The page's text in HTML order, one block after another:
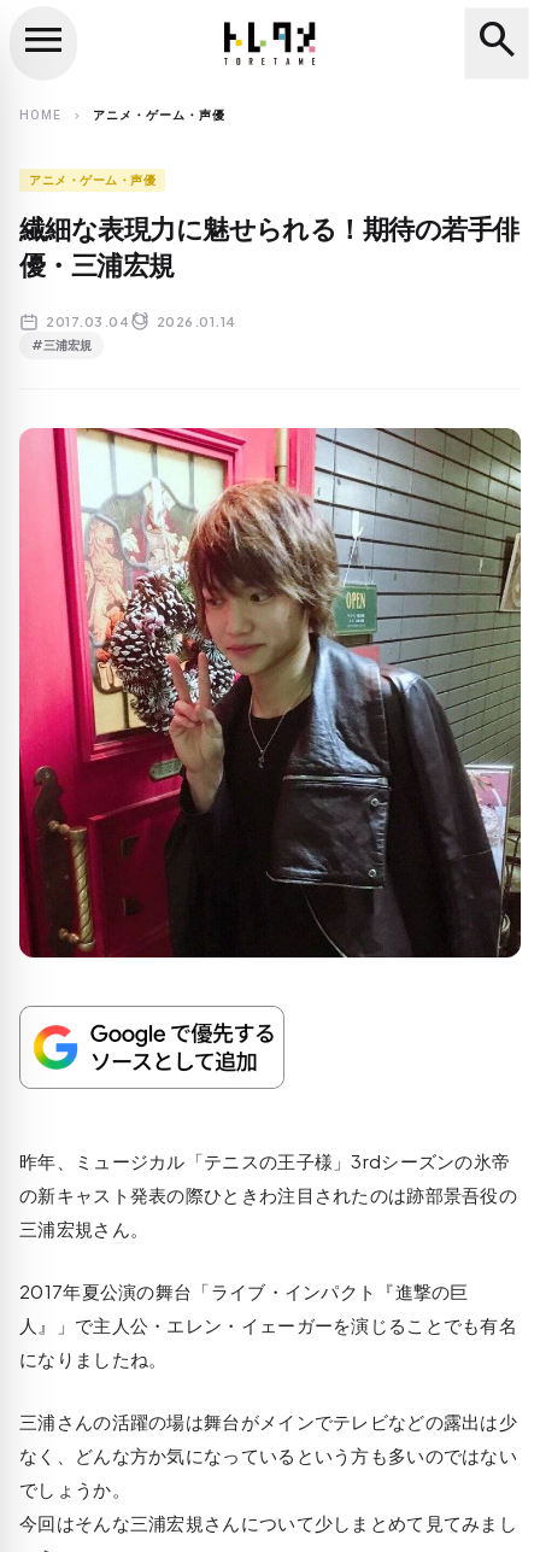
search
menu search
HOME chevron_right アニメ・ゲーム・声優
アニメ・ゲーム・声優
繊細な表現力に魅せられる！期待の若手俳
優・三浦宏規
2017.03.04 2026.01.14
#三浦宏規
昨年、ミュージカル「テニスの王子様」3rdシーズンの氷帝
の新キャスト発表の際ひときわ注目されたのは跡部景吾役の
三浦宏規さん。
2017年夏公演の舞台「ライブ・インパクト『進撃の巨
人』」で主人公・エレン・イェーガーを演じることでも有名
になりましたね。
三浦さんの活躍の場は舞台がメインでテレビなどの露出は少
なく、どんな方か気になっているという方も多いのではない
でしょうか。
今回はそんな三浦宏規さんについて少しまとめて見てみまし